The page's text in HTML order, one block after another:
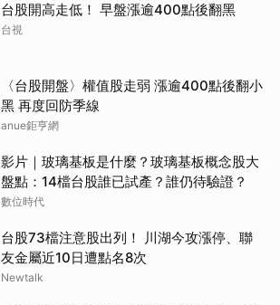
台股開高走低！ 早盤漲逾400點後翻黑
台視
〈台股開盤〉權值股走弱 漲逾400點後翻小
黑 再度回防季線
anue鉅亨網
影片｜玻璃基板是什麼？玻璃基板概念股大
盤點：14檔台股誰已試產？誰仍待驗證？
數位時代
台股73檔注意股出列！ 川湖今攻漲停、聯
友金屬近10日遭點名8次
Newtalk